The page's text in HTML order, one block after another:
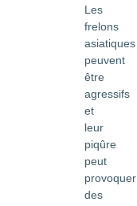
Les
frelons
asiatiques
peuvent
être
agressifs
et
leur
piqûre
peut
provoquer
des